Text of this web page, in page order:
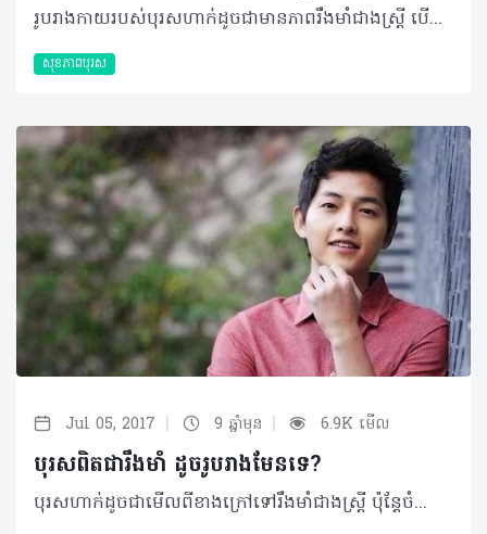
រូបរាងកាយរបស់បុរសហាក់ដូចជាមានភាពរឹងមាំជាងស្រ្តី បើមើលពីរូបរាងខាងក្រៅទៅ ប៉ុន្តែប្រសិនបើសម្លឹងមើលឲ្យឌិតដល់ទៅ ហើយនិយាយពីសុខភាពវិញ គឺថាបុរសហាក់ដូចជាមានភាពព្រងើយកន្តើយច្រើនជាងមិត្តនារីទៅវិញ។ មិនដឹងថាមកពីមូលហេតុអ្វីដែរ ប៉ុន្តែពួកគេកម្រនឹងទៅរកពិគ្រោះ ឬជួបជាមួយនឹងគ្រូពេទ្យជំនាញណាស់ ស្របពេលដែលបែបផែននៃការរស់នៅរបស់ពួកគេក៏មិនសូវជាល្អប្រពៃប៉ុន្មានដែរ។ ជាក់ស្តែង យុវជនសម័យថ្មីភាគច្រើនអាចនឹងទទួលទានគ្រឿងស្រវឹង និងប្រលូកនឹងសកម្មភាពមួយចំនួនដែលនាំឲ្យជីវិតរបស់ពួកគេប្រឈមនឹងបញ្ហាសុខភាពផងដែរ។ ខាងក្រោមនេះ ហេលស៍ថាម បានធ្វើការបកស្រាយនូវចម្ងល់មួយចំនួន ដែលបុរសគួរស្វែងយល់ និងយកចិត្តទុកដាក់ ៖ តើបញ្ហាសុខភាពបុរសអ្វី ជាកង្វល់ចម្បងជាងគេ? ទោះបីជាគម្លាតនៃអាយុសង្ឃឹមរស់របស់ស្រ្តី និងបុរសមានការថយចុះក៏ពិតមែន ប៉ុន្តែស្រ្តីនៅតែមានអាយុសង្ឃឹមរស់ដល់ទៅ5.2ឆ្នាំយូរជាងបុរសដដែល។ គម្លាតមួយនេះ គឺបណ្តាលមកពីមូលហេតុមួយចំនួនដែលទាក់ទិនទៅនឹងទម្លាប់នៃការរស់នៅរបស់បុរស ដែលក្នុងនោះរួមមានដូចជា ការជក់បារី និងការទទួលទានគ្រឿងស្រវឹងច្រើនជាងស្រ្តី។ ផ្ទុយទៅវិញ ពួកគេមានការខ្វល់ខ្វាយពីសុខភាពរបស់ខ្លួនតិចជាងស្រ្តីទៅវិញ។ ម្យ៉ាងវិញទៀត ក៏មានបញ្ហាសុខភាពមួយចំនួនដែលកើតមានចំពោះតែបុរសផងដែរ ដូចជា មហារីកក្រពេញប្រូស្តាត មហារីកពងស្វាស កម្រិតតេស្តូតេរ៉ូន ជាដើម។ បុរសខ្លះទៀតក៏មានការមមាញឹកនឹងការងារច្រើន ជាហេតុបង្កឲ្យមានបញ្ហាស្រ្តេសជាបន្តបន្ទាប់។ ហេតុអ្វីបានជាបុរសមានអាយុសង្ឃឹមរស់ខ្លីជាងស្រ្តី? បុរសតែងប្រឈមនឹងបញ្ហាសុខភាពមួយចំនួនពេលដែលឈានចូលវ័យចំណាស់ ហើយស្រ្តីក៏ដូចគ្នាដែរ។ ប៉ុន្តែការស្រាវជ្រាវកន្លងមកបានបង្ហាញថា បុរសងាយប្រឈមនឹងជំងឺច្រើនយ៉ាងនៅវ័យក្មេងច្រើនជាងស្រ្តី។ មូលហេតុពីក្រោយការពិតនេះ អាចមកពីកត្តាអ័រម៉ូន តំណពូជ និងទម្លាប់នៃការមិនសូវគិតគូរដល់ការថែទាំសុខភាពរបស់ខ្លួន។ លើសពីនេះទៅទៀត ៖ •បុរសចំណាយតិចទៅលើការថែទាំសុខភាព •បុរសទៅកាន់មណ្ឌលសុខភាព ឬមន្ទីរពេទ្យ ដើម្បីបង្ការបញ្ហាសុខភាពមិនញឹកញាប់ដូចស្រ្តី •បុរសបម្រើការងារផ្នែកដែលប្រឈមនឹងគ្រោះថ្នាក់ជាងស្រ្តី ដូចជា ផ្នែកដោះមីន ផ្នែកពន្លត់អគ្គីភ័យ ផ្នែកសំណង់ ។ល។ •របៀបរស់នៅប្រចាំថ្ងៃមិនអំណោយផលដល់សុខភាព ហើយក៏មានការប្រឈមខ្ពស់នឹងហានិភ័យ ជាពិសេសក្នុងវ័យជំទង់។ តើបុរសគួរធ្វើបែបណាទើបឲ្យខ្លួនមានសុខភាពរឹងមាំ និងចាកឆ្ងាយពីជំងឺផងទាំងពួង? បុរសពេលដែលចាប់ផ្តើមចម្រើនវ័យ ចាំបាច់ត្រូវមានការប្រឹងប្រឹងបន្ថែម ដើម្បីធានាបានសុខភាពរឹងមាំល្អ។ ពួកគេចាំបាច់ត្រូវយកចិត្តទុកដាក់លើរបបអាហារដែលត្រូវទទួលទាន ការធ្វើលំហាត់ប្រាណ និងការជួបពិគ្រោះជាមួយនឹងវេជ្ជបណ្ឌិតជំនាញឲ្យបានទៀងទាត់។ ម្យ៉ាងវិញទៀត ត្រូវចងចាំថា «របៀបរស់នៅដែលមានរបៀបរៀបរយ និងជាដើមទងនៃសុខភាពរឹងមាំ ហើយក៏ជាវិធីសាស្រ្តដ៏ល្អបំផុតក្នុងការកាត់បន្ថយការប្រឈមនឹងការវិវឌ្ឍជាបញ្ហាសុខភាពផ្សេងៗ។ ហេតុនេះហើយ បុរសគួរតែ ៖ •ធ្វើជាអ្នកទំនុកបម្រុងសុខភាពរបស់ខ្លួនឯងផ្ទាល់ •បង្រៀនខ្លួនឯងអំពីរបៀបរស់នៅដែលត្រឹមត្រូវ •ទទួលទានរបបអាហារដែលទ្រទ្រង់សុខភាព •រស់នៅដោយធ្វើជាមនុស្សម្នាក់ដែលសកម្ម •រក្សាទម្ងន់ឲ្យបានស្ថិតក្នុងកម្រិតមួយដែលមើលទៅជាមនុស្សមានសុខភាពល្អ •ពិនិត្យសុខភាពឲ្យបានទៀងទាត់ •ចាក់វ៉ាក់សាំងដែលចាំបាច់ •គ្រប់គ្រងស្រ្តេស •ស្វែងយល់ពីប្រវត្តិជំងឺរបស់សមាជិកគ្រួសារ •ចៀសវាងការជក់បារី •ទទួលទានគ្រឿងស្រវឹងក្នុងកម្រិតមិនហួសហេតុពេក។ តើមានការពិនិត្យសុខភាពអ្វីខ្លះ ដែលបុរសអាចធ្វើបានដោយមិនចាំបាច់ទៅជួបជាមួយគ្រូពេទ្យ? ជាទូទៅ បុគ្គលម្នាក់ៗគួរតែធ្វើការពិនិត្យសុខភាពរបស់ខ្លួនជាមួយនឹងវេជ្ជបណ្ឌិតជំនាញ ដើម្បីឲ្យសុខភាពកាន់តែរឹងមាំ និងកាត់បន្ថយហានិភ័យនៃការស្លាប់ ឬពិការក្នុងវ័យក្មេង ប៉ុន្តែក៏មានការពិនិត្យ៤ចំណុចដែលបុរសអាចធ្វើបានដោយខ្លួនឯង ក្នុងនោះមាន ស្បែក ពងស្វាស មាត់ និងសុដន់។ ការពិនិត្យគួរធ្វើឡើងជាប្រចាំ ឆ្លាស់គ្នាទៅនឹងការទៅពិនិត្យជាមួយនឹងគ្រូពេទ្យ ហើយក្រុមបុរសដែលមិនគួរមើលរំលងចំណុចនេះ គឺបុរសដែលមានគ្រួសារមានប្រវត្តិជំងឺផ្សេងៗ។ តើសុខភាពក្រពេញប្រូស្តាតមានសារសំខាន់អ្វីខ្លះចំពោះបុរស? បញ្ហាសុខភាពនៃក្រពេញប្រូស្តាតជាអ្វីដែលបុរសគួរយល់ដឹង ប៉ុន្តែគួរឲ្យស្តាយបុរសភាគច្រើនបែរជាមិនបានដឹងលឺពីវាទៅវិញ។ វាជាក្រពេញដែលមានផ្លែវាល់ណឹត(Walnut) ដែលបង្កើតរូបរាងនៃប្រដាប់បន្តពូជរបស់បុរស។ ក្រពេញនេះផ្គុំឡើងដោយកំពកពីរ ដែលត្រូវបានរុំព័ទ្ធដោយស្រទាប់ខាងក្រៅនៃជាលិកា។ ក្រពេញប្រូស្តាតនេះមានទីតាំងស្ថិតនៅក្នុងផ្នែកខាងមុខនៃរន្ធគូថ និងខាងក្រោមប្លោកនោមដែលជាកន្លែងដែលទឹកនោមត្រូវបានរក្សាទុក។ វានៅព័ទ្ធជុំវិញរន្ធនោម ដែលជាបំពង់ដែលទឹកនោម និងទឹកកាមធ្វើដំណើរចេញពីរាងកាយ។ ប្រូស្តាតមានតួនាទីច្របាច់អង្គធាតុរាវទៅក្នុងរន្ធនោម ដើម្បីផលិតទឹកកាមដែលធ្វើចលនាពេលដែលរួមពេលដល់ចំណុចកំពូល។ បុរសច្រើនជាង៣០លាននាក់ មានបញ្ហាក្រពេញប្រូស្តាតដែលប៉ះពាល់យ៉ាងខ្លាំងដល់គុណភាពនៃជីវិតរបស់ពួកគេ។ មិនត្រឹមតែប៉ុណ្ណោះ ជារៀងរាល់ឆ្នាំ មានបុរសជាង១៨៦,០០០នាក់ ធ្វើការរោគវិនិច្ឆ័យឃើញថាមានមហារីកក្រពេញប្រូស្តាត ហើយក៏មាន២៩,000នាក់ នឹងស្លាប់ដោយសារជំងឺនេះ។ យ៉ាងណាមិញ លក្ខខណ្ឌទាំងនេះអាចនឹងត្រូវបានព្យាបាលបានក្នុងដំណាក់កាលដំបូង។ ប្រសិនបើមានចម្ងល់បញ្ហាសុខភាព តើគួរបែបណា? សុខភាពល្អមិនសំដៅលើតែការមិនមានជំងឺនោះទេ វាជាផ្នែកមួយនៃរបៀបរស់នៅប្រចាំថ្ងៃ មិនថាជាការគេងលក់ស្កប់ស្កល់ និងគ្រប់គ្រាន់ ការសម្រាកបន្ទាប់ពីបញ្ហាស្រ្តេសពេញមួយថ្ងៃ ឬការកម្សាន្តនឹងកិច្ចការដែលខ្លួនចូលចិត្តនោះឡើយ។ ពេលខ្លះ អ្នកត្រូវឈានមួយជំហានថយក្រោយ និងសម្រាកបន្តិច ដើម្បីរក្សាលំនឹងនៃការងារ ការងារផ្ទះ និងការកម្សាន្ត។ ដំបូង អ្នកគួរមានបង្កើតនូវទំនាក់ទំនងល្អជាមួយនឹងវេជ្ជបណ្ឌិត ឬអ្នកផ្តល់សេវាសុខភាពណាម្នាក់ ដើម្បីងាយស្រួលធ្វើការទាក់ទង និងពិគ្រោះពីស្ថានភាពនៃសុខភាពរបស់ខ្លួនអ្នក។ ក្រៅពីនេះ អ្នកក៏អាចស្វែងរកព័ត៌មានជាច្រើនទៀតដែលមាននៅក្នុងប្រព័ន្ធអ៊ីនធឺណែត ប៉ុន្តែអ្នកចាំបាច់ត្រូវមានការប្រុងប្រយ័ត្ន ព្រោះអាចនឹងមានព័ត៌មានដែលអាចទុកចិត្តបាន និងព័ត៌មានខ្លះដែលត្រូវបានបង្ហោះ ដើម្បីតែផលប្រយោជន៍បុគ្គលប៉ុណ្ណោះ។ ដូចនេះ អ្នកត្រូវមានភាពឆ្លាតវៃក្នុងការស្វែងរកប្រភពព័ត៌មាននៃសុខភាព។ ©2018 រក្សាសិទ្ធិគ្រប់យ៉ាង​ដោយ Healthtime Corporation ចំពោះគ្រប់អត្ថបទដោយគ្មានផ្នែកណាមួយត្រូវបោះពុម្ពផ្សាយចូល ប្រព័ន្ធអ៊ីនធឺណែតឧបករណ៍អេឡិចត្រូនិកអាត់ជាសំឡេងឬថតចំលងគ្រប់រូបភាពដោយគ្មានការអនុញ្ញាតឡើយ
សុខភាពបុរស
Jul 05, 2017 | 9 ឆ្នាំមុន | 6.9K មើល
បុរសពិតជារឹងមាំ ដូចរូបរាងមែនទេ?
បុរសហាក់ដូចជាមើលពីខាងក្រៅទៅរឹងមាំជាងស្រ្តី ប៉ុន្តែចំពោះបញ្ហាសុខភាពខាងក្នុងវិញ ពិតជាមិនអាចធ្វើការប្រៀបធៀបទេ ហើយទាំងនេះគឺជាហេតុផលខ្លះៗ ដែលកើតមានជាក់ស្តែង។ • ញ៉ាំលឿនពេក ឬមិនញ៉ាំតែម្តងចំពោះអាហារពេលព្រឹក ជាពិសេស ដោយសារមានលេសថាប្រញាប់ ឬការរវល់ជាដើម ហើយថែមទាំងឧស្សាហ៍ញ៉ាំអាហារ ខាងក្រៅផង កាន់តែមិនអាចធានាបាន។ • ហាក់ដូចជាប្រពៃណីរបស់បុរសៗ នៅពេលដែលជួបជុំគ្នាទៅហើយ តែផលប៉ះពាល់យូរអង្វែងរបស់គ្រឿងស្រវឹងពិតជាធ្ងន់ធ្ងរ រីឯផលប៉ះពាល់ភ្លាមៗនោះ គឺបញ្ហាគ្រោះថ្នាក់ដោយយថាហេតុផ្សេងៗ។ • ទម្លាប់មិនល្អមួយចំនួន ដូចជាការជួបជុំដល់យប់ៗ ការមើលបាល់ដាច់យប់ លេងហ្គេម ក៏ដូចជាបញ្ហាទំនួលខុសត្រូវមួយចំនួន ដូចជាការងារ ការសិក្សា និងគ្រួសារ សុទ្ធតែធ្វើឲ្យជះឥទ្ធិពលដល់ការបែងចែកពេលវេលាសម្រាប់សម្រាករបស់គេយ៉ាងខ្លាំង។ • ដោយសារការចាត់ទុកថាការងារផ្ទះមិនមែនជាបន្ទុករបស់ខ្លួន ឬក៏មមាញឹកនឹងការងារផ្សេងៗ ធ្វើឲ្យបុរសភាគច្រើនសុខចិត្តបន្សាំនឹងការរស់នៅមិនសូវ មានអនាម័យ ដែលអាចឲ្យប្រឈមនឹងជំងឺយ៉ាងងាយ។ • សកម្មភាពនេះហាក់មានការកាត់បន្ថយជាច្រើន តែក៏មិនទាំងស្រុង ចំពោះមនុស្សប្រុសពិសេសវ័យចំណាស់បន្តិច ដោយមានលេសថា​ពិបាកផ្តាច់ ឬក៏ក្មេងទើបនឹងធំមួយចំនួន ដែលចង់ចេះ ចង់ដឹង ដែលពួកគេទាំងនេះសុទ្ធតែប្រឈមមុខនឹងហានិភ័យនៃជំងឺធ្ងន់ធ្ងរជាច្រើន។ • មិនខ្លាចនឹងប្រថុយថាន ជាធម្មជាតិរបស់បុរសជាច្រើន ហើយរួមផ្សំនឹងការមិនអើពើនឹងបញ្ហាសុខភាពបន្តិចបន្តួចរបស់ខ្លួនផង ធ្វើឲ្យប្រឈមមុខនឹងបញ្ហា​ នៅពេលក្រោយយ៉ាងងាយ។ ©2017 រក្សាសិទ្ធិគ្រប់យ៉ាង​ដោយ Health Time Corporation ចំពោះគ្រប់អត្ថបទដោយគ្មានផ្នែកណាមួយត្រូវបោះពុម្ពផ្សាយចូល ប្រព័ន្ធអ៊ីនធឺណែត ឧបករណ៍អេឡិចត្រូនិក អាត់ជាសំឡេងឬថតចំលងគ្រប់រូបភាពដោយគ្មានការអនុញ្ញាតឡើយ។